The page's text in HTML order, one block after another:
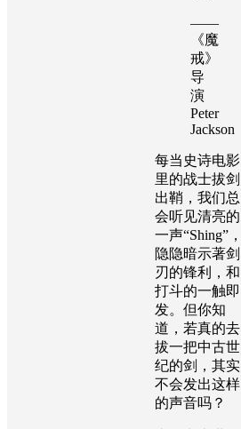
——
《魔
戒》
导
演
Peter
Jackson
每当史诗电影
里的战士拔剑
出鞘，我们总
会听见清亮的
一声“Shing”，
隐隐暗示著剑
刃的锋利，和
打斗的一触即
发。但你知
道，若真的去
拔一把中古世
纪的剑，其实
不会发出这样
的声音吗？